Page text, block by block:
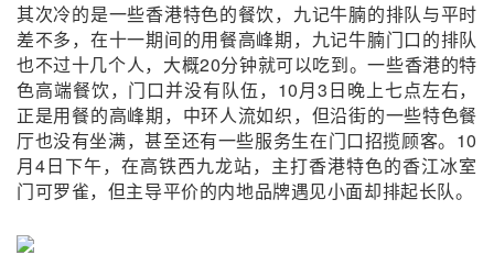
其次冷的是一些香港特色的餐饮，九记牛腩的排队与平时
差不多，在十一期间的用餐高峰期，九记牛腩门口的排队
也不过十几个人，大概20分钟就可以吃到。一些香港的特
色高端餐饮，门口并没有队伍，10月3日晚上七点左右，
正是用餐的高峰期，中环人流如织，但沿街的一些特色餐
厅也没有坐满，甚至还有一些服务生在门口招揽顾客。10
月4日下午，在高铁西九龙站，主打香港特色的香江冰室
门可罗雀，但主导平价的内地品牌遇见小面却排起长队。